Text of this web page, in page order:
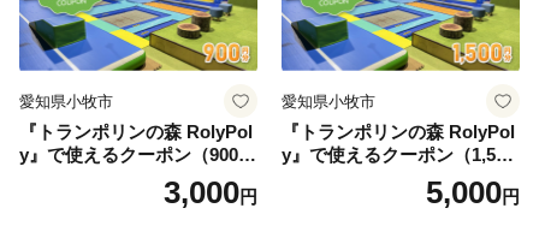
愛知県小牧市
『トランポリンの森 RolyPol
y』で使えるクーポン（900
3,000円
愛知県小牧市
『トランポリンの森 RolyPol
y』で使えるクーポン（1,500
5,000円